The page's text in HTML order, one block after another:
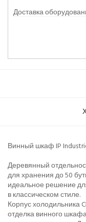
Доставка
Винный шкаф IP
Деревянный
для хранения до 50
идеальное решение
в классическом стиле.
Корпус холодильника
отделка винного